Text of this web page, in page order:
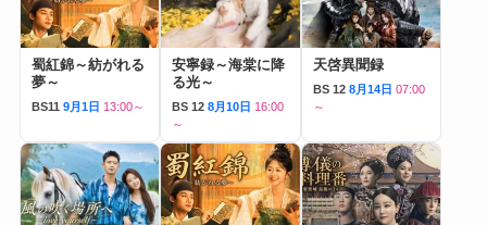
蜀紅錦～紡がれる
夢～
BS11 9月1日 13:00～
安寧録～海棠に降
る光～
BS 12 8月10日 16:00
～
天啓異聞録
BS 12 8月14日 07:00
～